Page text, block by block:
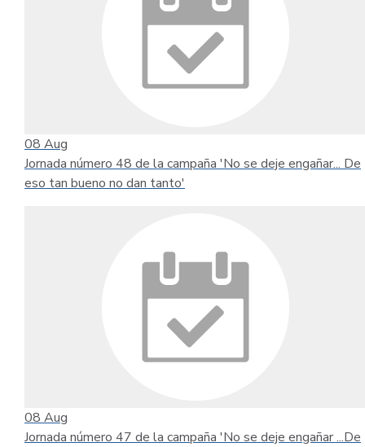
08 Aug
Jornada número 48 de la campaña 'No se deje engañar... De
eso tan bueno no dan tanto'
08 Aug
Jornada número 47 de la campaña 'No se deje engañar ...De